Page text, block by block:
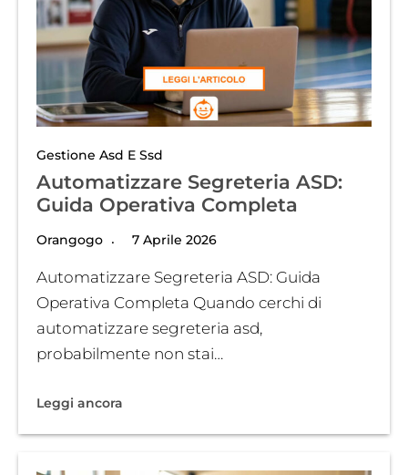
Gestione Asd E Ssd
Automatizzare Segreteria ASD:
Guida Operativa Completa
Orangogo 7 Aprile 2026
Automatizzare Segreteria ASD: Guida
Operativa Completa Quando cerchi di
automatizzare segreteria asd,
probabilmente non stai…
Leggi ancora